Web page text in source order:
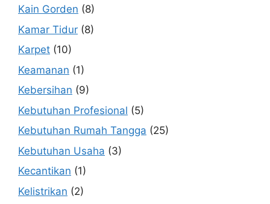
Kain Gorden (8)
Kamar Tidur (8)
Karpet (10)
Keamanan (1)
Kebersihan (9)
Kebutuhan Profesional (5)
Kebutuhan Rumah Tangga (25)
Kebutuhan Usaha (3)
Kecantikan (1)
Kelistrikan (2)